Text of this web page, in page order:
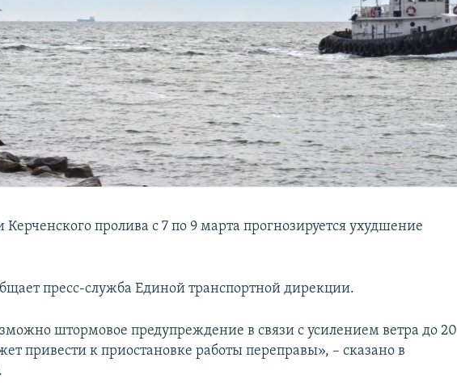
Керченского пролива с 7 по 9 марта прогнозируется ухудшение
пресс-служба Единой транспортной дирекции.
штормовое предупреждение в связи с усилением ветра до 20
привести к приостановке работы переправы», – сказано в